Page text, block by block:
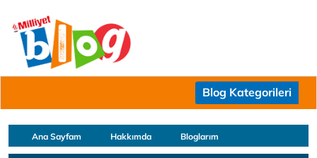
Blog Kategorileri
Ana Sayfam Hakkımda Bloglarım